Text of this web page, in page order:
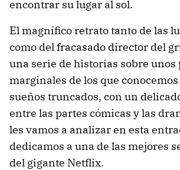
encontrar su lugar al sol.
El magnífico retrato tanto de las
como del fracasado director del
una serie de historias sobre unos
marginales de los que
sueños truncados, con un
entre las partes cómicas y las
les vamos a analizar en esta
dedicamos a una de las mejores
del gigante Netflix.